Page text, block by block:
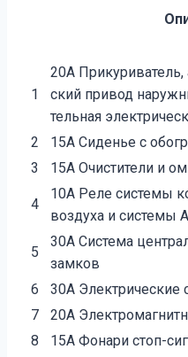
1
20А
ский привод
тельная
2
15А Сиденье с
3
15А Очистители и
4
10А Реле системы
воздуха и системы
5
30А Система
замков
6
30А Электрические
7
20А
8
15А Фонари стоп-